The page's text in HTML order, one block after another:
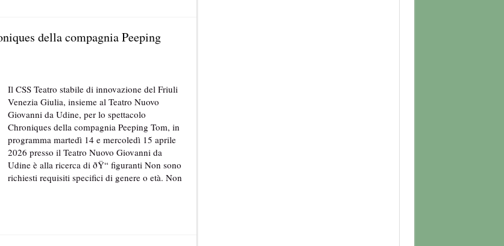
della compagnia Peeping
Il CSS Teatro stabile di innovazione del Friuli
Venezia Giulia, insieme al Teatro Nuovo
Giovanni da Udine, per lo spettacolo
Chroniques della compagnia Peeping Tom, in
programma martedì 14 e mercoledì 15 aprile
2026 presso il Teatro Nuovo Giovanni da
Udine è alla ricerca di ðŸ“ figuranti Non sono
richiesti requisiti specifici di genere o età. Non